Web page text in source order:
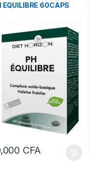
EQUILIBRE 60CAPS
CFA